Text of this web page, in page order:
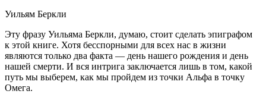
Уильям Беркли
Эту фразу Уильяма Беркли, думаю, стоит сделать эпиграфом
к этой книге. Хотя бесспорными для всех нас в жизни
являются только два факта — день нашего рождения и день
нашей смерти. И вся интрига заключается лишь в том, какой
путь мы выберем, как мы пройдем из точки Альфа в точку
Омега.